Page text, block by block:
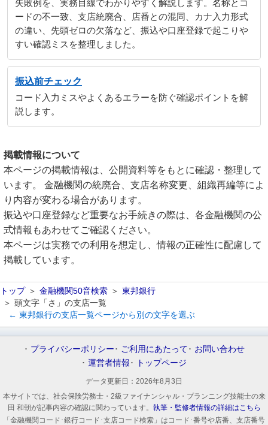
失敗例を、実務目線でわかりやすく解説します。名称とコ
ードの不一致、支店統廃合、店番との混同、カナ入力形式
の違い、先頭ゼロの欠落など、振込や口座登録で起こりや
すい確認ミスを整理しました。
振込前チェック
コード入力ミスやよくあるエラーを防ぐ確認ポイントを解
説します。
掲載情報について
本ページの掲載情報は、公開資料等をもとに確認・整理して
います。 金融機関の統廃合、支店名称変更、組織再編等によ
り内容が変わる場合があります。
振込や口座登録など重要なお手続きの際は、各金融機関の公
式情報もあわせてご確認ください。
本ページは実務での利用を想定し、情報の正確性に配慮して
掲載しています。
トップ 金融機関50音検索
東邦銀行
頭文字「さ」の支店一覧
← 東邦銀行の支店一覧ページから別の文字を選ぶ
プライバシーポリシー ご利用にあたって
お問い合わせ
運営者情報
トップページ
データ更新日： 2026年8月3日
本サイトでは、社会保険労務士・2級ファイナンシャル・プランニング技能士の来
田 和朝が記事内容の確認に関わっています。 執筆・監修者情報の詳細はこちら
「金融機関コード･銀行コード･支店コード検索」はコード･番号や店番、支店番号